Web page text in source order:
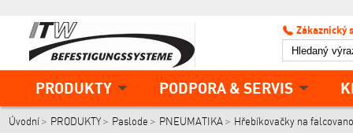
PRODUKTY PODPORA & SERVIS
Zákaznický
Úvodní PRODUKTY Paslode PNEUMATIKA Hřebíkovačky na